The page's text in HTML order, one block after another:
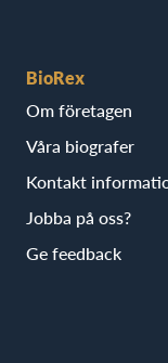
BioRex
Om företagen
Våra biografer
Kontakt
Jobba på oss?
Ge feedback